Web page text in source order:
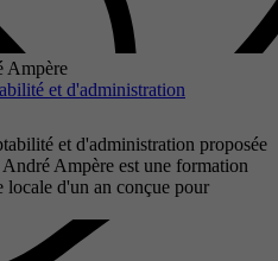
Ampère
et d'administration
et d'administration proposée
Ampère est une formation
d'un an conçue pour